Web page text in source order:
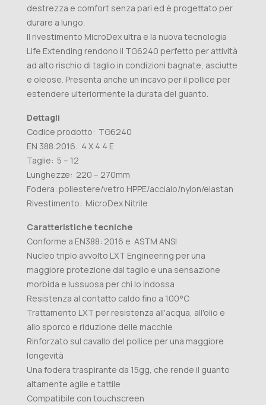
destrezza e comfort senza pari ed è progettato per
durare a lungo.
Il rivestimento MicroDex ultra e la nuova tecnologia
Life Extending rendono il TG6240 perfetto per attività
ad alto rischio di taglio in condizioni bagnate, asciutte
e oleose. Presenta anche un incavo per il pollice per
estendere ulteriormente la durata del guanto.
Dettagli
Codice prodotto: TG6240
EN 388:2016: 4 X 4 4 E
Taglie: 5 – 12
Lunghezze: 220 – 270mm
Fodera: poliestere/vetro HPPE/acciaio/nylon/elastan
Rivestimento: MicroDex Nitrile
Caratteristiche tecniche
Conforme a EN388: 2016 e ASTM ANSI
Nucleo triplo avvolto LXT Engineering per una
maggiore protezione dal taglio e una sensazione
morbida e lussuosa per chi lo indossa
Resistenza al contatto caldo fino a 100°C
Trattamento LXT per resistenza all'acqua, all'olio e
allo sporco e riduzione delle macchie
Rinforzato sul cavallo del pollice per una maggiore
longevità
Una fodera traspirante da 15gg, che rende il guanto
altamente agile e tattile
Compatibile con touchscreen